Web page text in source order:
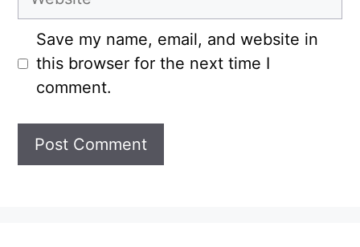
Save my name, email, and website in
this browser for the next time I
comment.